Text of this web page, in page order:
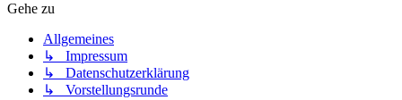
Gehe zu
Allgemeines
↳ Impressum
↳ Datenschutzerklärung
↳ Vorstellungsrunde